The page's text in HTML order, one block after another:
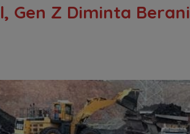
Gen Z Diminta Berani